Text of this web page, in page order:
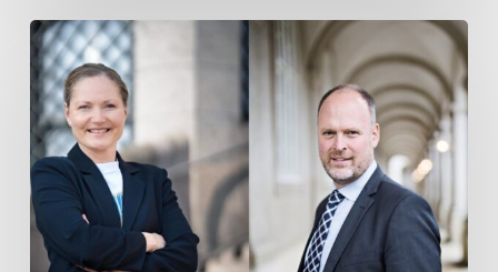
Regionerne
skal
gribe
muligheden
for
styrket
offentlig-
privat